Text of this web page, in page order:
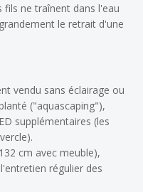
fils ne traînent dans l'eau
le retrait d'une
vendu sans éclairage ou
("aquascaping"),
supplémentaires (les
cm avec meuble),
régulier des